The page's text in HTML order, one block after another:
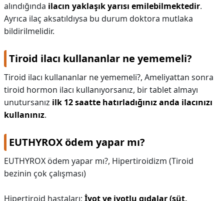
alındığında ilacın yaklaşık yarısı emilebilmektedir.
Ayrıca ilaç aksatıldıysa bu durum doktora mutlaka
bildirilmelidir.
Tiroid ilacı kullananlar ne yememeli?
Tiroid ilacı kullananlar ne yememeli?, Ameliyattan sonra
tiroid hormon ilacı kullanıyorsanız, bir tablet almayı
unutursanız ilk 12 saatte hatırladığınız anda ilacınızı
kullanınız.
EUTHYROX ödem yapar mı?
EUTHYROX ödem yapar mı?, Hipertiroidizm (Tiroid
bezinin çok çalışması)
Hipertiroid hastaları; İyot ve iyotlu gıdalar (süt,